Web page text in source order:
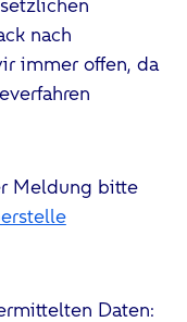
nach
immer offen, da
Meldung bitte
Daten: